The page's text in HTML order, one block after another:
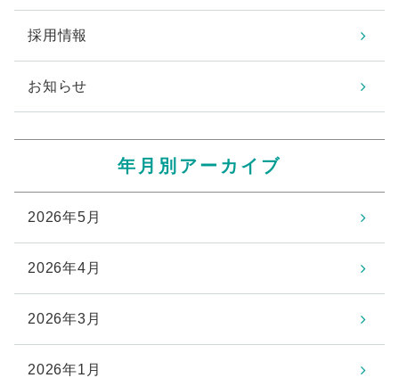
採用情報
お知らせ
年月別アーカイブ
2026年5月
2026年4月
2026年3月
2026年1月